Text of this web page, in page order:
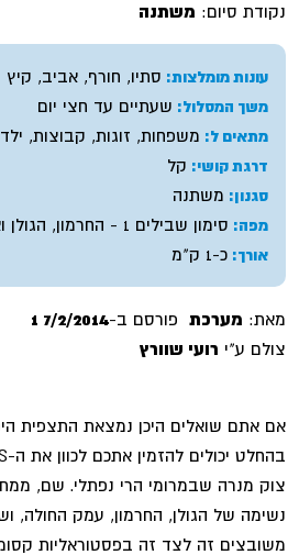
נקודת סיום: משתנה
עונות מומלצות: סתיו, חורף, אביב, קיץ
משך המסלול: שעתיים עד חצי יום
מתאים ל: משפחות, זוגות, קבוצות,
דרגת קושי: קל
סגנון: משתנה
מפה: סימון שבילים 1 - החרמון, הגולן ואצבע הגליל
אורך: כ-1 ק"מ
מאת: מערכת פורסם ב-7/2/2014 1
צולם ע"י רועי שוורץ
אם אתם שואלים היכן נמצאת התצפית
צוק מנרה שבמרומי הרי נפתלי. שם,
נשימה של הגולן, החרמון, עמק החולה,
משובצים זה לצד זה בפסטוראליות